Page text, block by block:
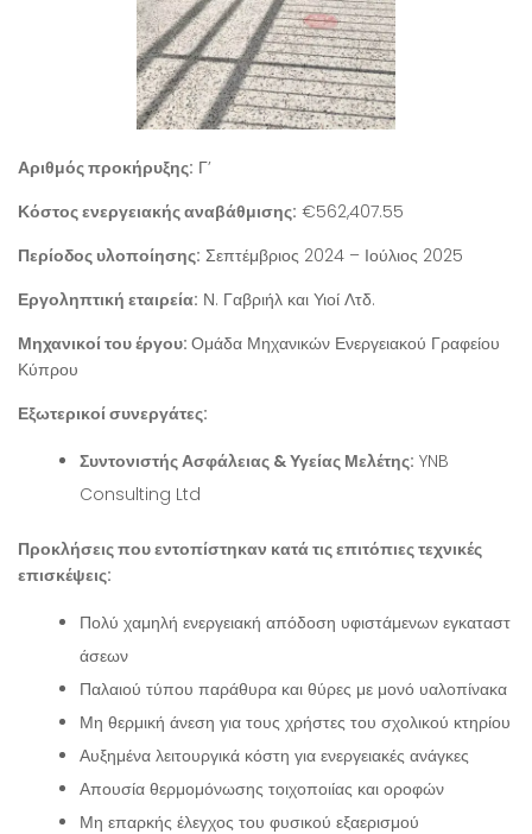
Αριθμός προκήρυξης: Γ’
Κόστος ενεργειακής αναβάθμισης: €562,407.55
Περίοδος υλοποίησης: Σεπτέμβριος 2024 – Ιούλιος 2025
Εργοληπτική εταιρεία: Ν. Γαβριήλ και Υιοί Λτδ.
Μηχανικοί του έργου: Ομάδα Μηχανικών Ενεργειακού Γραφείου
Κύπρου
Εξωτερικοί συνεργάτες:
Συντονιστής Ασφάλειας & Υγείας Μελέτης: YNB
Consulting Ltd
Προκλήσεις που εντοπίστηκαν κατά τις επιτόπιες τεχνικές
επισκέψεις:
Πολύ χαμηλή ενεργειακή απόδοση υφιστάμενων εγκαταστ
άσεων
Παλαιού τύπου παράθυρα και θύρες με μονό υαλοπίνακα
Μη θερμική άνεση για τους χρήστες του σχολικού κτηρίου
Αυξημένα λειτουργικά κόστη για ενεργειακές ανάγκες
Απουσία θερμομόνωσης τοιχοποιίας και οροφών
Μη επαρκής έλεγχος του φυσικού εξαερισμού